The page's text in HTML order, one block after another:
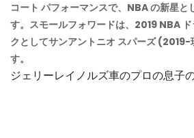
コート パフォーマンスで、NBA の新星と
す。スモールフォワードは、2019 NBA ド
クとしてサンアントニオ スパーズ (2019-
す。
ジェリーレイノルズ車のプロの息子